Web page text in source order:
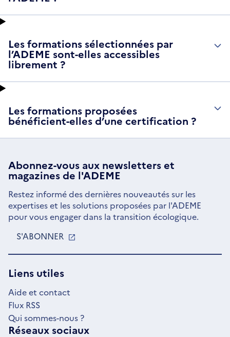
Les formations sélectionnées par
l’ADEME sont-elles accessibles
librement ?
Les formations proposées
bénéficient-elles d’une certification ?
Abonnez-vous aux newsletterset
magazines de l'ADEME
Restez informé des dernières nouveautés sur les
expertises et les solutions proposées par l'ADEME
pour vous engager dans la transition écologique.
S'ABONNER
UNE
Liens utiles
Aide et contact
Flux RSS
Qui sommes-nous ?
Réseaux sociaux